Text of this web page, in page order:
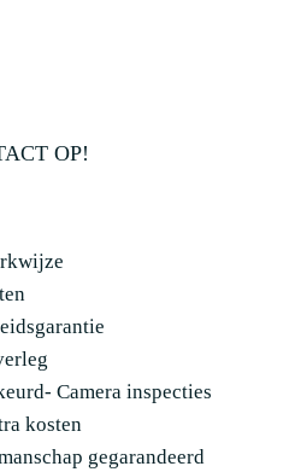
OP!
Camera inspecties
kosten
gegarandeerd